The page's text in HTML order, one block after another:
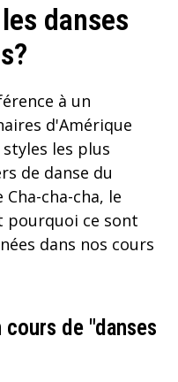
danses
à un
d'Amérique
les plus
de danse du
cha-cha, le
pourquoi ce sont
dans nos cours
de "danses